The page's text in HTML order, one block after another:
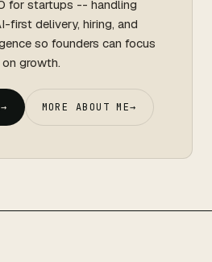
for startups -- handling
first delivery, hiring, and
so founders can focus
on growth.
→ MORE ABOUT ME→